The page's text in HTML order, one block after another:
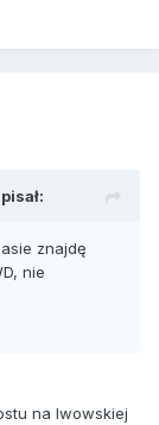
znajdę
nie
na lwowskiej